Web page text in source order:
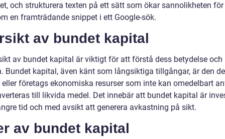
och strukturera texten på ett sätt som ökar sannolikheten
en framträdande snippet i ett Google-sök.
av bundet kapital
av bundet kapital är viktigt för att förstå dess betydelse och
Bundet kapital, även känt som långsiktiga tillgångar, är den
eller företags ekonomiska resurser som inte kan omedelbart
till likvida medel. Det innebär att bundet kapital är
tid och med avsikt att generera avkastning på sikt.
av bundet kapital